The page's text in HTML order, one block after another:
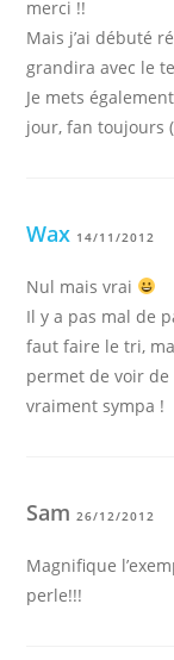
merci !!
Mais j’ai débuté
grandira avec le
Je mets
jour, fan toujours
Wax 14/11/2012
Nul mais vrai
Il y a pas mal de
faut faire le tri,
permet de voir
vraiment sympa !
Sam 26/12/2012
Magnifique
perle!!!